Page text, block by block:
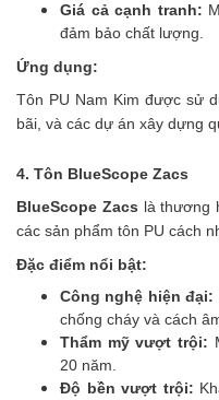
Giá cả cạnh tranh:
đảm bảo chất lượng.
Ứng dụng:
Tôn PU Nam Kim được sử
bãi, và các dự án xây dựng
4. Tôn BlueScope Zacs
BlueScope Zacs là thương
các sản phẩm tôn PU cách
Đặc điểm nổi bật:
Công nghệ hiện đại:
chống cháy và cách
Thẩm mỹ vượt trội:
20 năm.
Độ bền vượt trội: